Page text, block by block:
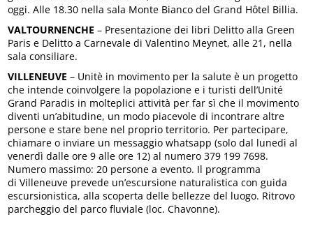
oggi. Alle 18.30 nella sala Monte Bianco del Grand Hôtel Billia.
VALTOURNENCHE – Presentazione dei libri Delitto alla Green
Paris e Delitto a Carnevale di Valentino Meynet, alle 21, nella
sala consiliare.
VILLENEUVE – Unitè in movimento per la salute è un progetto
che intende coinvolgere la popolazione e i turisti dell’Unité
Grand Paradis in molteplici attività per far sì che il movimento
diventi un’abitudine, un modo piacevole di incontrare altre
persone e stare bene nel proprio territorio. Per partecipare,
chiamare o inviare un messaggio whatsapp (solo dal lunedì al
venerdì dalle ore 9 alle ore 12) al numero 379 199 7698.
Numero massimo: 20 persone a evento. Il programma
di Villeneuve prevede un’escursione naturalistica con guida
escursionistica, alla scoperta delle bellezze del luogo. Ritrovo
parcheggio del parco fluviale (loc. Chavonne).